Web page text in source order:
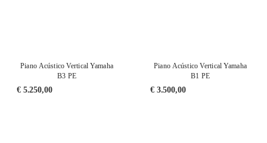
Piano Acústico Vertical Yamaha
B3 PE
€5.250,00
Piano Acústico Vertical Yamaha
B1 PE
€3.500,00